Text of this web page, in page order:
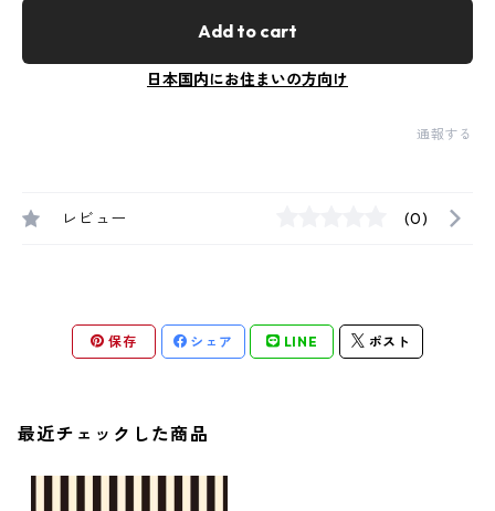
Add to cart
日本国内にお住まいの方向け
通報する
レビュー (0)
保存 シェア LINE ポスト
最近チェックした商品